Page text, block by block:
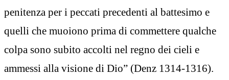
penitenza per i peccati precedenti al battesimo e
quelli che muoiono prima di commettere qualche
colpa sono subito accolti nel regno dei cieli e
ammessi alla visione di Dio” (Denz 1314-1316).